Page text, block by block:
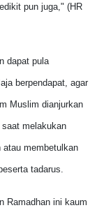
pun juga," (HR
dapat pula
berpendapat, agar
Muslim dianjurkan
melakukan
atau membetulkan
tadarus.
Ramadhan ini kaum